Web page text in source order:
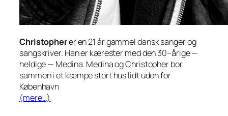
Christopherer en 21 år gammel dansk sanger og
sangskriver. Han er kærester med den 30–årige —
heldige — Medina. Medina og Christopher bor
sammen i et kæmpe stort hus lidt uden for
København
(mere…)